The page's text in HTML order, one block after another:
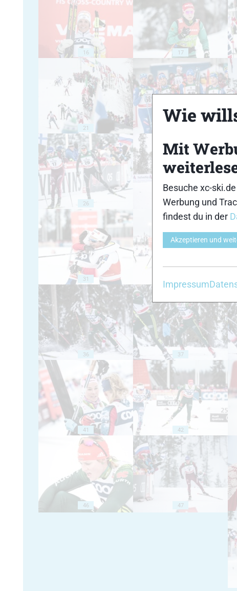
16 17
21
26 27
31
36 37
41 42
46 47
Wie
Mit
Besuche xc-
Werbung und
findest du in der
Akzeptieren und
Impressum